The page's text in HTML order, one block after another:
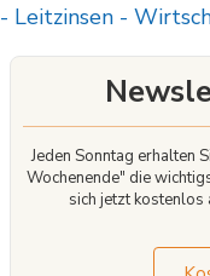
- Leitzinsen -
Jeden Sonntag erhalten
Wochenende" die
sich jetzt kostenlos